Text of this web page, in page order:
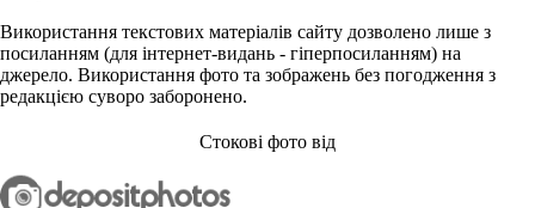
Використання текстових матеріалів сайту дозволено лише з
посиланням (для інтернет-видань - гіперпосиланням) на
джерело. Використання фото та зображень без погодження з
редакцією суворо заборонено.
Стокові фото від